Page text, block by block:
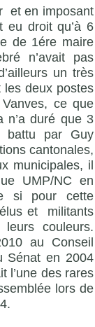
et en imposant
eu droit qu’à 6
de 1ére maire
n’avait pas
un très
les deux postes
ce que
n’a duré que 3
battu par Guy
cantonales,
municipales, il
UMP/NC en
si pour cette
et militants
couleurs.
au Conseil
Sénat en 2004
l’une des rares
lors de